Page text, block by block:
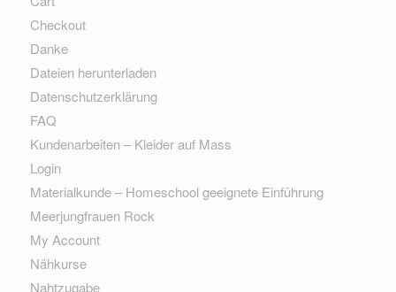
Checkout
Danke
Dateien herunterladen
Datenschutzerklärung
FAQ
Kundenarbeiten – Kleider auf Mass
Login
Materialkunde – Homeschool geeignete Einführung
Meerjungfrauen Rock
My Account
Nähkurse
Nahtzugabe